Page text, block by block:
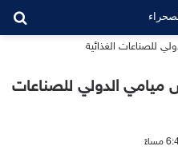
الدولي للصناعات